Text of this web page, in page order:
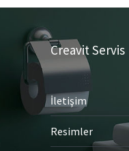
Creavit Servis
İletişim
Resimler